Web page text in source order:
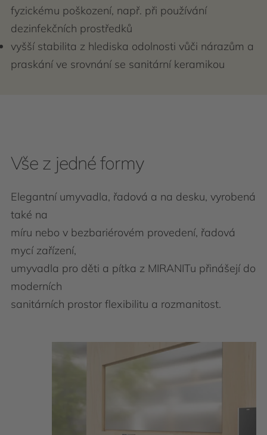
fyzickému poškození, např. při používání
dezinfekčních prostředků
vyšší stabilita z hlediska odolnosti vůči nárazům a
praskání ve srovnání se sanitární keramikou
Vše z jedné formy
Elegantní umyvadla, řadová a na desku, vyrobená
také na
míru nebo v bezbariérovém provedení, řadová
mycí zařízení,
umyvadla pro děti a pítka z MIRANITu přinášejí do
moderních
sanitárních prostor flexibilitu a rozmanitost.